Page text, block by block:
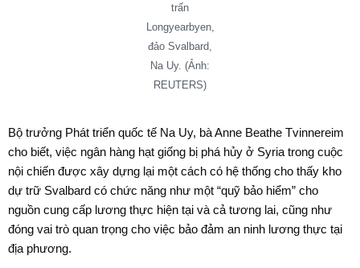
trấn
Longyearbyen,
đảo Svalbard,
Na Uy. (Ảnh:
REUTERS)
Bộ trưởng Phát triển quốc tế Na Uy, bà Anne Beathe Tvinnereim
cho biết, việc ngân hàng hạt giống bị phá hủy ở Syria trong cuộc
nội chiến được xây dựng lại một cách có hệ thống cho thấy kho
dự trữ Svalbard có chức năng như một “quỹ bảo hiểm” cho
nguồn cung cấp lương thực hiện tại và cả tương lai, cũng như
đóng vai trò quan trọng cho việc bảo đảm an ninh lương thực tại
địa phương.